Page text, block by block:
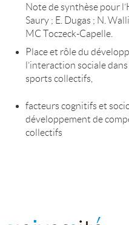
Note de synthèse pour
Saury ; E. Dugas ; N.
MC Toczeck-Capelle.
Place et rôle du
l’interaction sociale
sports collectifs,
facteurs cognitifs et
développement de
collectifs